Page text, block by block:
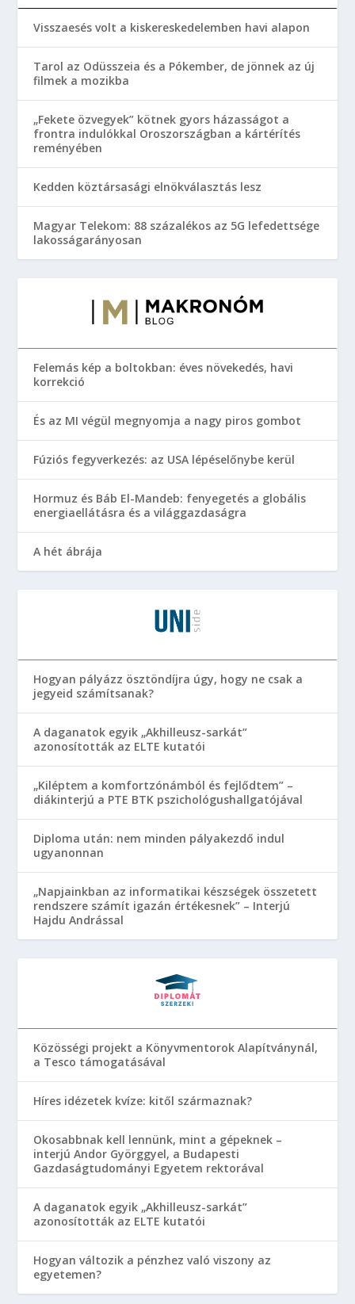
Visszaesés volt a kiskereskedelemben havi alapon
Tarol az Odüsszeia és a Pókember, de jönnek az új
filmek a mozikba
„Fekete özvegyek” kötnek gyors házasságot a
frontra indulókkal Oroszországban a kártérítés
reményében
Kedden köztársasági elnökválasztás lesz
Magyar Telekom: 88 százalékos az 5G lefedettsége
lakosságarányosan
Felemás kép a boltokban: éves növekedés, havi
korrekció
És az MI végül megnyomja a nagy piros gombot
Fúziós fegyverkezés: az USA lépéselőnybe kerül
Hormuz és Báb El-Mandeb: fenyegetés a globális
energiaellátásra és a világgazdaságra
A hét ábrája
Hogyan pályázz ösztöndíjra úgy, hogy ne csak a
jegyeid számítsanak?
A daganatok egyik „Akhilleusz-sarkát”
azonosították az ELTE kutatói
„Kiléptem a komfortzónámból és fejlődtem” –
diákinterjú a PTE BTK pszichológushallgatójával
Diploma után: nem minden pályakezdő indul
ugyanonnan
„Napjainkban az informatikai készségek összetett
rendszere számít igazán értékesnek” – Interjú
Hajdu Andrással
Közösségi projekt a Könyvmentorok Alapítványnál,
a Tesco támogatásával
Híres idézetek kvíze: kitől származnak?
Okosabbnak kell lennünk, mint a gépeknek –
interjú Andor Györggyel, a Budapesti
Gazdaságtudományi Egyetem rektorával
A daganatok egyik „Akhilleusz-sarkát”
azonosították az ELTE kutatói
Hogyan változik a pénzhez való viszony az
egyetemen?